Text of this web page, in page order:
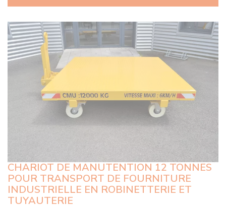
CHARIOT DE MANUTENTION 12 TONNES
POUR TRANSPORT DE FOURNITURE
INDUSTRIELLE EN ROBINETTERIE ET
TUYAUTERIE